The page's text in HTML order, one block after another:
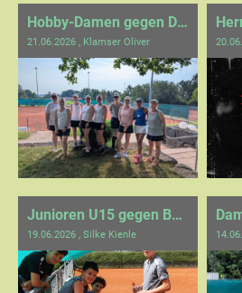
Hobby-Damen gegen Deufringen
21.06.2026 , Klamser Oliver
Junioren U15 gegen Büsnau
19.06.2026 , Silke Kienle